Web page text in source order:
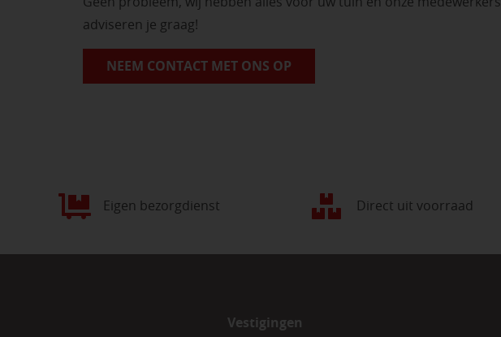
adviseren je graag!
NEEM CONTACT MET ONS OP
Eigen bezorgdienst Direct uit voorraad
Vestigingen